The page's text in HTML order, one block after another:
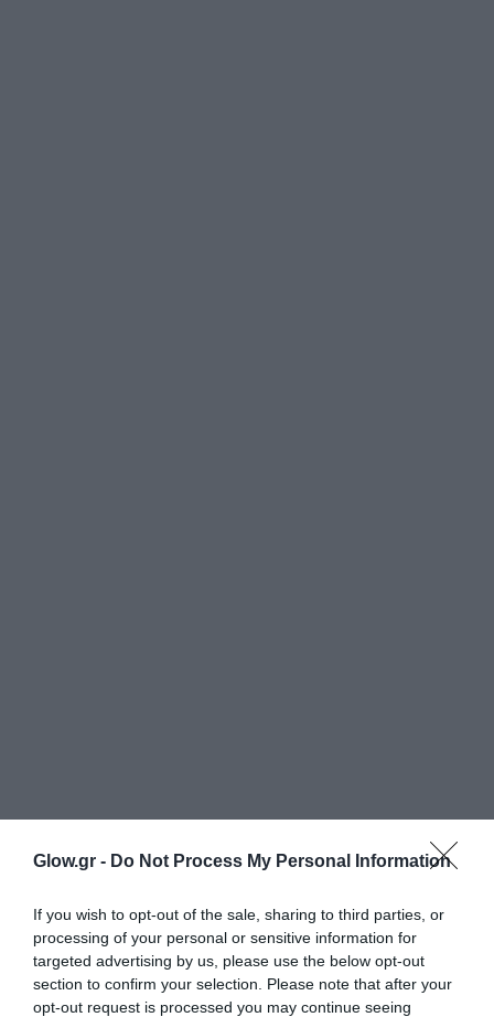
Glow.gr - Do Not Process My Personal Information
If you wish to opt-out of the sale, sharing to third parties, or
processing of your personal or sensitive information for
targeted advertising by us, please use the below opt-out
section to confirm your selection. Please note that after your
opt-out request is processed you may continue seeing